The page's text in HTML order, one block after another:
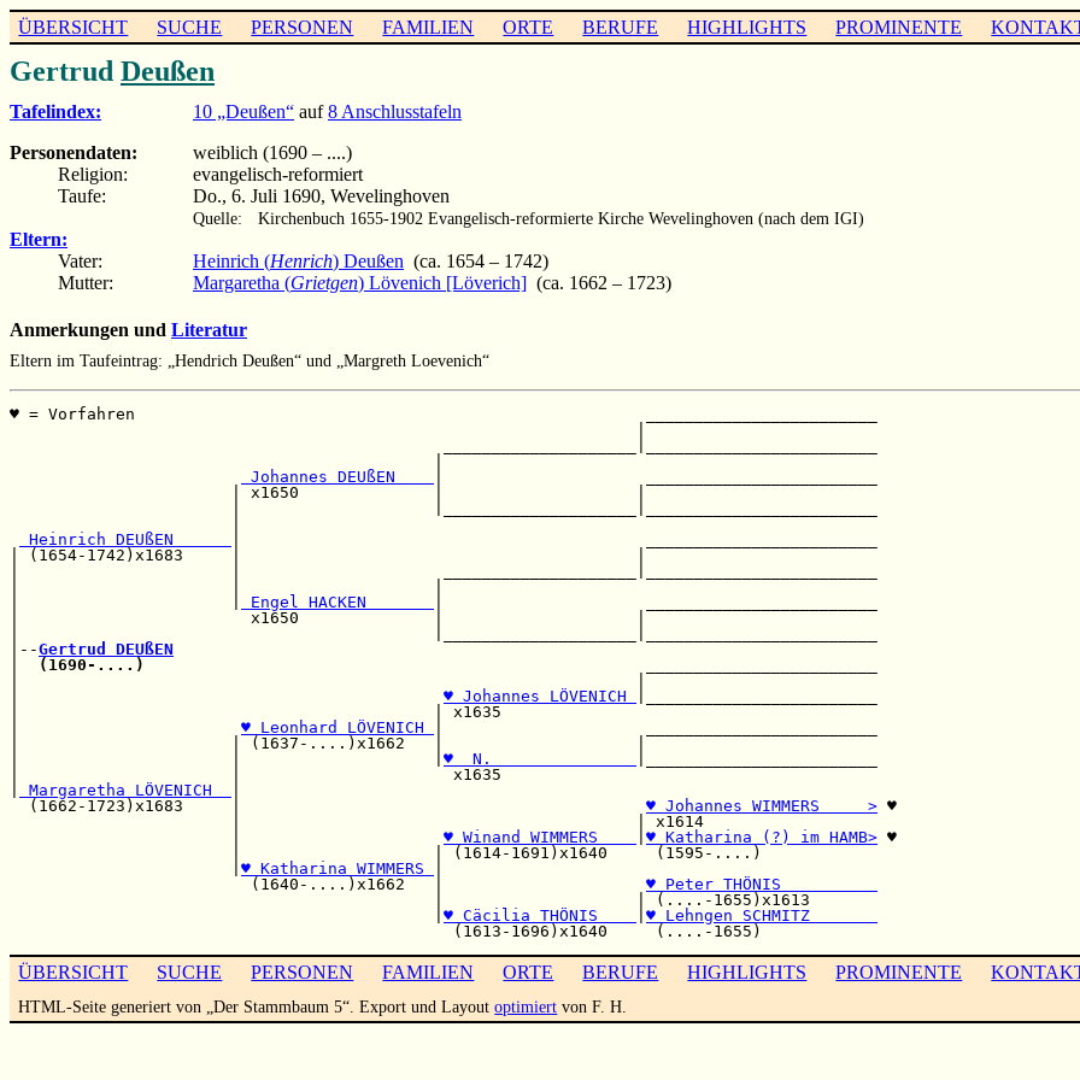
ÜBERSICHT SUCHE PERSONEN FAMILIEN ORTE BERUFE HIGHLIGHTS PROMINENTE
Gertrud Deußen
Tafelindex: 10 „Deußen“ auf8 Anschlusstafeln
Personendaten:
weiblich (1690 – ....)
Religion:
evangelisch-reformiert
Taufe:
Do., 6. Juli 1690, Wevelinghoven
Quelle: Kirchenbuch 1655-1902 Evangelisch-reformierte Kirche Wevelinghoven (nach dem IGI)
Eltern:
Vater:
Heinrich (Henrich) Deußen (ca. 1654 – 1742)
Mutter:
Margaretha (Grietgen) Lövenich [Löverich] (ca. 1662 – 1723)
Anmerkungen und Literatur
Eltern im Taufeintrag: „Hendrich Deußen“ und „Margreth Loevenich“
♥ = Vorfahren                                                     ________________________
Johannes DEUßEN
                       | x1650              |                    |
Heinrich DEUßEN
| (1654-1742)x1683     |                                         |
Engel HACKEN
|                        x1650              |                    |
|--Gertrud DEUßEN
(1690-....)
♥ Johannes LÖVENICH
|                                           | x1635
♥ Leonhard LÖVENICH
|                      | (1637-....)x1662   |                    |
♥  N.
|                      |                      x1635
Margaretha LÖVENICH
  (1662-1723)x1683     |
♥ Johannes WIMMERS     > ♥
                       |                                         | x1614
♥ Winand WIMMERS ♥ Katharina (?) im HAMB> ♥
                       |                    | (1614-1691)x1640     (1595-....)
♥ Katharina WIMMERS
                         (1640-....)x1662   |
♥ Peter THÖNIS
                                            |                    | (....-1655)x1613
♥ Cäcilia THÖNIS
♥ Lehngen SCHMITZ
ÜBERSICHT SUCHE PERSONEN FAMILIEN ORTE BERUFE HIGHLIGHTS PROMINENTE
HTML-Seite generiert von „Der Stammbaum 5“. Export und Layoutoptimiert von F. H.